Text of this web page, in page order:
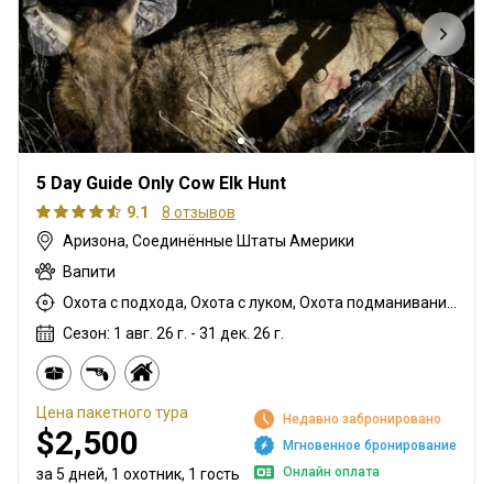
5 Day Guide Only Cow Elk Hunt
9.1
8 отзывов
Аризона, Соединённые Штаты Америки
Вапити
Сезон: 1 авг. 26 г. - 31 дек. 26 г.
Цена пакетного тура
$2,500
за 5 дней, 1 охотник, 1 гость
Недавно забронировано
Мгновенное бронирование
Онлайн оплата